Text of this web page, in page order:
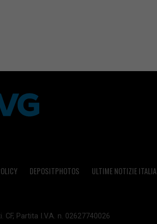
DEPOSITPHOTOS ULTIME NOTIZIE ITALIA
Partita I.V.A. n. 02627740026